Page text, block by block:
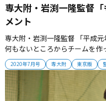
2020年7月号 専大附 東京版
専大附・岩渕一隆監督
メント
専大附・岩渕一隆監督 「平成元
何もないところからチームを作
と面白さを感じています。 60
徒とともにもう一度、神宮（
ています」 2020年7月号掲載 【